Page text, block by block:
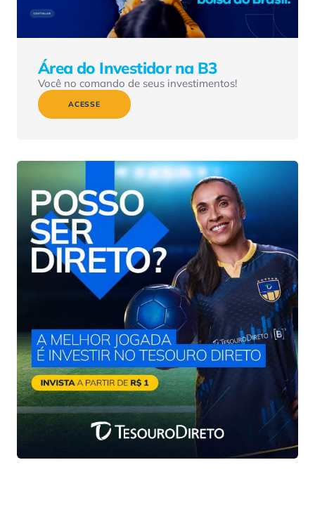
Área do Investidor na B3
Você no comando de seus investimentos!
ACESSE